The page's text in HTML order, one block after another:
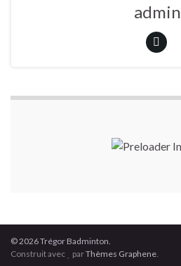
admin
© 2026 Trégor Badminton.
Construit avec
parThèmes Graphene.